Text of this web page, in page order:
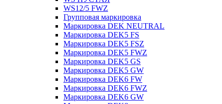
WS12/5 FWZ
Групповая маркировка
Маркировка DEK NEUTRAL
Маркировка DEK5 FS
Маркировка DEK5 FSZ
Маркировка DEK5 FWZ
Маркировка DEK5 GS
Маркировка DEK5 GW
Маркировка DEK6 FW
Маркировка DEK6 FWZ
Маркировка DEK6 GW